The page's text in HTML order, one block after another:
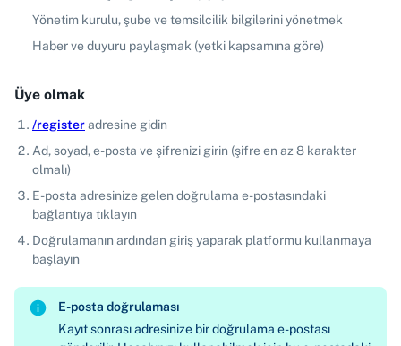
Yönetim kurulu, şube ve temsilcilik bilgilerini yönetmek
Haber ve duyuru paylaşmak (yetki kapsamına göre)
Üye olmak
/registeradresine gidin
Ad, soyad, e-posta ve şifrenizi girin (şifre en az 8 karakter
olmalı)
E-posta adresinize gelen doğrulama e-postasındaki
bağlantıya tıklayın
Doğrulamanın ardından giriş yaparak platformu kullanmaya
başlayın
E-posta doğrulaması
Kayıt sonrası adresinize bir doğrulama e-postası